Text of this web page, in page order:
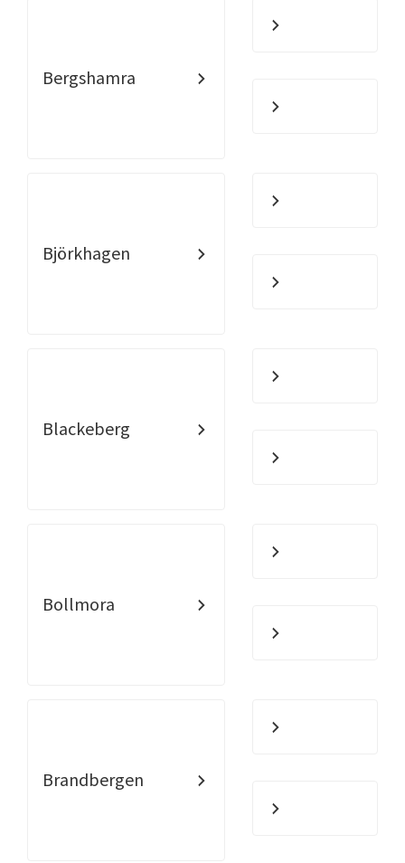
Bergshamra
Björkhagen
Blackeberg
Bollmora
Brandbergen